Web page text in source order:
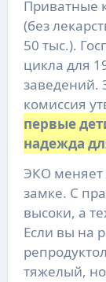
Приватные
(без
50 тыс.).
цикла для
заведений.
комиссия
первые
надежда
ЭКО меняет
замке. С
высоки, а
Если вы на
тяжелый, но